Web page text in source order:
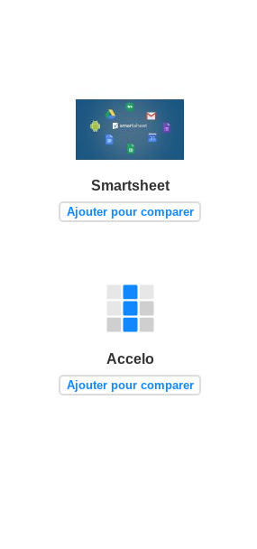
Smartsheet
Ajouter pour comparer
Accelo
Ajouter pour comparer